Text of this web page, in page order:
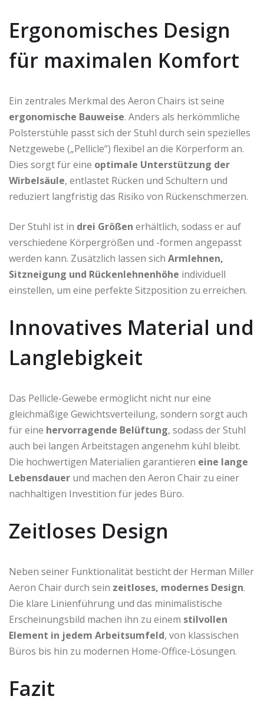
Ergonomisches Design
für maximalen Komfort
Ein zentrales Merkmal des Aeron Chairs ist seine
ergonomische Bauweise. Anders als herkömmliche
Polsterstühle passt sich der Stuhl durch sein spezielles
Netzgewebe („Pellicle“) flexibel an die Körperform an.
Dies sorgt für eine optimale Unterstützung der
Wirbelsäule, entlastet Rücken und Schultern und
reduziert langfristig das Risiko von Rückenschmerzen.
Der Stuhl ist in drei Größen erhältlich, sodass er auf
verschiedene Körpergrößen und -formen angepasst
werden kann. Zusätzlich lassen sich Armlehnen,
Sitzneigung und Rückenlehnenhöhe individuell
einstellen, um eine perfekte Sitzposition zu erreichen.
Innovatives Material und
Langlebigkeit
Das Pellicle-Gewebe ermöglicht nicht nur eine
gleichmäßige Gewichtsverteilung, sondern sorgt auch
für eine hervorragende Belüftung, sodass der Stuhl
auch bei langen Arbeitstagen angenehm kühl bleibt.
Die hochwertigen Materialien garantieren eine lange
Lebensdauer und machen den Aeron Chair zu einer
nachhaltigen Investition für jedes Büro.
Zeitloses Design
Neben seiner Funktionalität besticht der Herman Miller
Aeron Chair durch sein zeitloses, modernes Design.
Die klare Linienführung und das minimalistische
Erscheinungsbild machen ihn zu einem stilvollen
Element in jedem Arbeitsumfeld, von klassischen
Büros bis hin zu modernen Home-Office-Lösungen.
Fazit